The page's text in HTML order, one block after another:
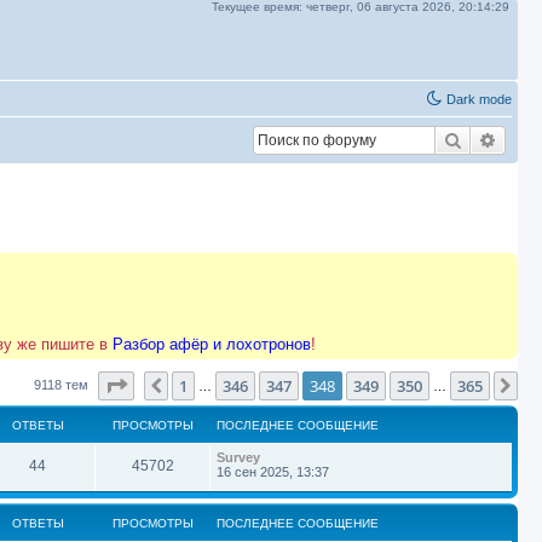
Текущее время: четверг, 06 августа 2026, 20:14:30
Dark mode
Поиск
же пишите в Разбор афёр и лохотронов!
9118 тем Страница 348из 365
Пред.
1 346 347 348 349 350 365
ОТВЕТЫ ПРОСМОТРЫ ПОСЛЕДНЕЕ СООБЩЕНИЕ
44О
т
в
45702П
р
о
П
о
л
д
Survey
16 сен 2025, 13:37
ОТВЕТЫ ПРОСМОТРЫ ПОСЛЕДНЕЕ СООБЩЕНИЕ